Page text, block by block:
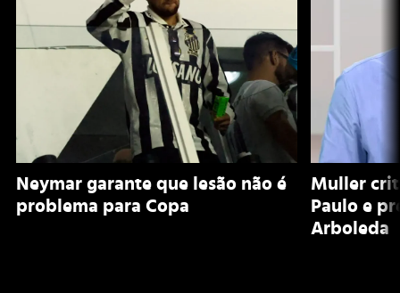
Neymar garante que lesão não é
problema para Copa
Muller
Paulo e
Arboleda